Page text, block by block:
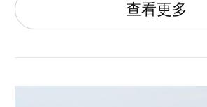
查看更多